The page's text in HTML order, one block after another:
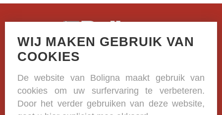
+32 (0)57 33 38 81
BE 0420.332.573
WIJ MAKEN GEBRUIK VAN
COOKIES
De website van Boligna maakt gebruik van
cookies om uw surfervaring te verbeteren.
Door het verder gebruiken van deze website,